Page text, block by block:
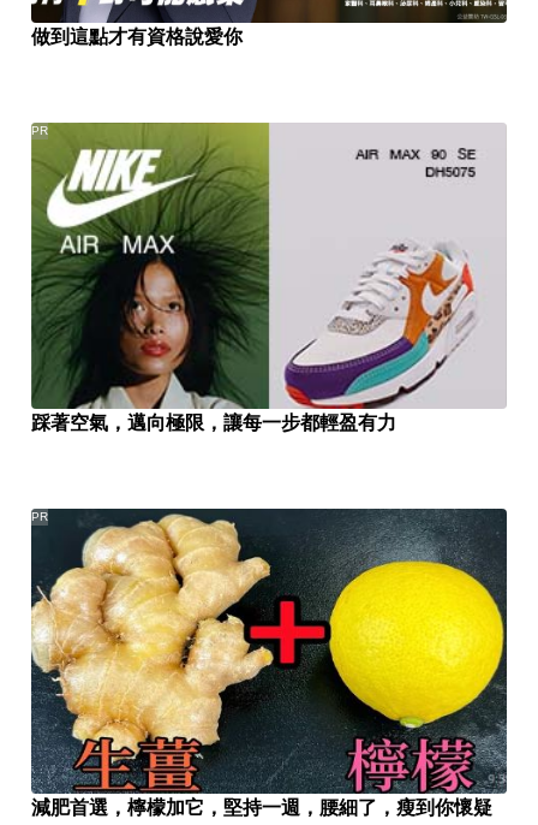
做到這點才有資格說愛你
踩著空氣，邁向極限，讓每一步都輕盈有力
PR
減肥首選，檸檬加它，堅持一週，腰細了，瘦到你懷疑
PR